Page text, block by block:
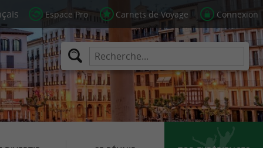
Espace Pro Carnets de Voyage Connexion